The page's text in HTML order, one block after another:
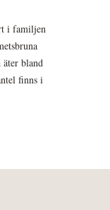
i familjen
bland
finns i